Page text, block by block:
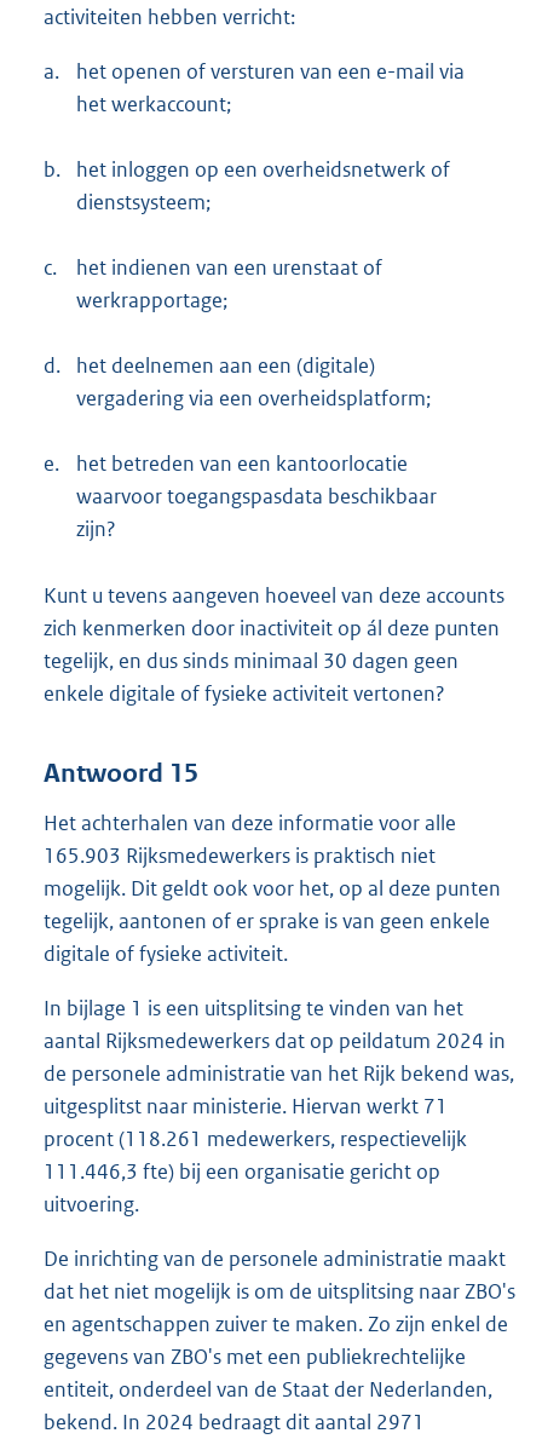
activiteiten hebben verricht:
a.
het openen of versturen van een e-mail via
het werkaccount;
b.
het inloggen op een overheidsnetwerk of
dienstsysteem;
c.
het indienen van een urenstaat of
werkrapportage;
d.
het deelnemen aan een (digitale)
vergadering via een overheidsplatform;
e.
het betreden van een kantoorlocatie
waarvoor toegangspasdata beschikbaar
zijn?
Kunt u tevens aangeven hoeveel van deze accounts
zich kenmerken door inactiviteit op ál deze punten
tegelijk, en dus sinds minimaal 30 dagen geen
enkele digitale of fysieke activiteit vertonen?
Antwoord 15
Het achterhalen van deze informatie voor alle
165.903 Rijksmedewerkers is praktisch niet
mogelijk. Dit geldt ook voor het, op al deze punten
tegelijk, aantonen of er sprake is van geen enkele
digitale of fysieke activiteit.
In bijlage 1 is een uitsplitsing te vinden van het
aantal Rijksmedewerkers dat op peildatum 2024 in
de personele administratie van het Rijk bekend was,
uitgesplitst naar ministerie. Hiervan werkt 71
procent (118.261 medewerkers, respectievelijk
111.446,3 fte) bij een organisatie gericht op
uitvoering.
De inrichting van de personele administratie maakt
dat het niet mogelijk is om de uitsplitsing naar ZBO's
en agentschappen zuiver te maken. Zo zijn enkel de
gegevens van ZBO's met een publiekrechtelijke
entiteit, onderdeel van de Staat der Nederlanden,
bekend. In 2024 bedraagt dit aantal 2971